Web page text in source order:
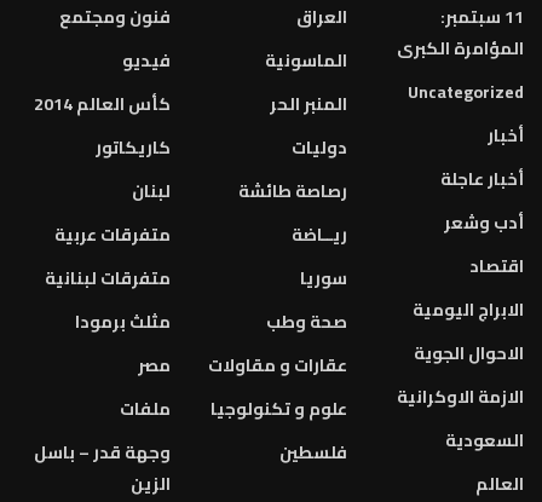
11 سبتمبر:
المؤامرة الكبرى
Uncategorized
أخبار
أخبار عاجلة
أدب وشعر
اقتصاد
الابراج اليومية
الاحوال الجوية
الازمة الاوكرانية
السعودية
العالم
العراق
الماسونية
المنبر الحر
دوليات
رصاصة طائشة
ريــاضة
سوريا
صحة وطب
عقارات و مقاولات
علوم و تكنولوجيا
فلسطين
فنون ومجتمع
فيديو
كأس العالم 2014
كاريكاتور
لبنان
متفرقات عربية
متفرقات لبنانية
مثلث برمودا
مصر
ملفات
وجهة قدر – باسل
الزين